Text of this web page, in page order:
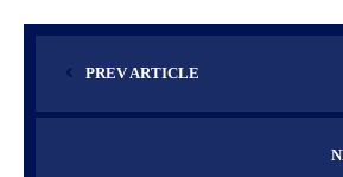
PREV ARTICLE